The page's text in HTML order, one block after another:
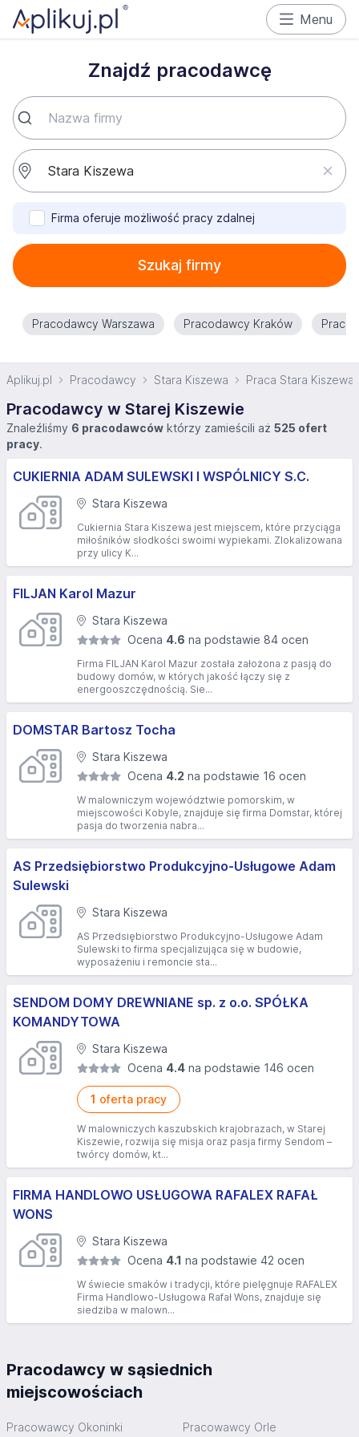
Menu
Znajdź pracodawcę
Firma oferuje możliwość pracy zdalnej
Szukaj firmy
Pracodawcy Warszawa Pracodawcy Kraków
Aplikuj.pl Pracodawcy Stara Kiszewa Praca Stara Kiszewa
Pracodawcy w Starej Kiszewie
Znaleźliśmy 6 pracodawców którzy zamieścili aż 525 ofert
pracy.
CUKIERNIA ADAM SULEWSKI I WSPÓLNICY S.C.
Stara Kiszewa
Cukiernia Stara Kiszewa jest miejscem, które przyciąga
miłośników słodkości swoimi wypiekami. Zlokalizowana
przy ulicy K...
FILJAN Karol Mazur
Stara Kiszewa
Ocena 4.6 na podstawie 84 ocen
Firma FILJAN Karol Mazur została założona z pasją do
budowy domów, w których jakość łączy się z
energooszczędnością. Sie...
DOMSTAR Bartosz Tocha
Stara Kiszewa
Ocena 4.2 na podstawie 16 ocen
W malowniczym województwie pomorskim, w
miejscowości Kobyle, znajduje się firma Domstar, której
pasja do tworzenia nabra...
AS Przedsiębiorstwo Produkcyjno-Usługowe Adam
Sulewski
Stara Kiszewa
AS Przedsiębiorstwo Produkcyjno-Usługowe Adam
Sulewski to firma specjalizująca się w budowie,
wyposażeniu i remoncie sta...
SENDOM DOMY DREWNIANE sp. z o.o. SPÓŁKA
KOMANDYTOWA
Stara Kiszewa
Ocena 4.4 na podstawie 146 ocen
1 oferta pracy
W malowniczych kaszubskich krajobrazach, w Starej
Kiszewie, rozwija się misja oraz pasja firmy Sendom –
twórcy domów, kt...
FIRMA HANDLOWO USŁUGOWA RAFALEX RAFAŁ
WONS
Stara Kiszewa
Ocena 4.1 na podstawie 42 ocen
W świecie smaków i tradycji, które pielęgnuje RAFALEX
Firma Handlowo-Usługowa Rafał Wons, znajduje się
siedziba w malown...
Pracodawcy w sąsiednich
miejscowościach
Pracowawcy Okoninki Pracowawcy Orle